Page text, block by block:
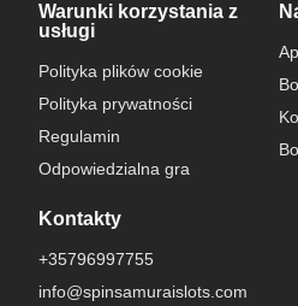
Warunki korzystania z
usługi
Polityka plików cookie
Polityka prywatności
Regulamin
Odpowiedzialna gra
Kontakty
+35796997755
info@spinsamuraislots.com